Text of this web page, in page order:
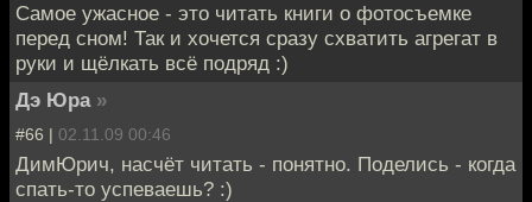
Самое ужасное - это читать книги о фотосъемке
перед сном! Так и хочется сразу схватить агрегат в
руки и щёлкать всё подряд :)
Дэ Юра »
#66 | 02.11.09 00:46
ДимЮрич, насчёт читать - понятно. Поделись - когда
спать-то успеваешь? :)